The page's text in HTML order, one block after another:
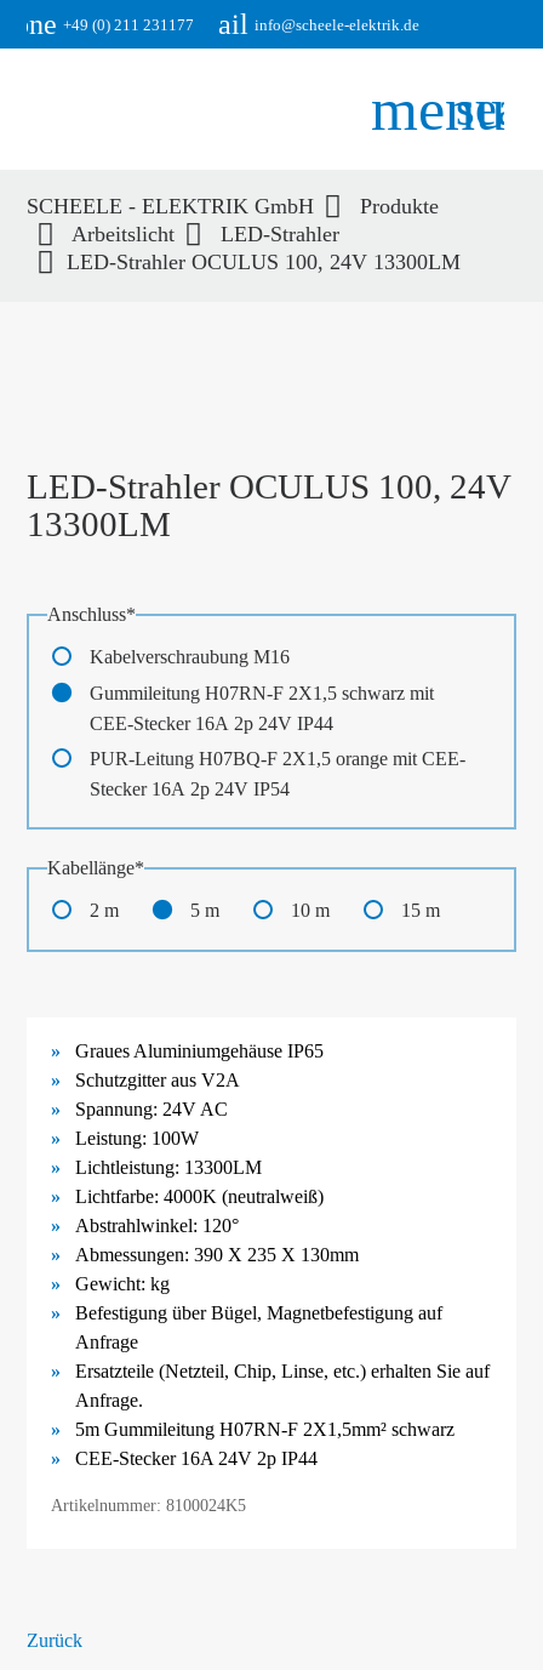
+49 (0) 211 231177email info@scheele-elektrik.de
menu
Suchbegriffe
SCHEELE - ELEKTRIK GmbH
Produkte
Arbeitslicht
LED-Strahler
LED-Strahler OCULUS 100, 24V 13300LM
LED-Strahler OCULUS 100, 24V
13300LM
Pflichtfeld
Anschluss*
Kabelverschraubung M16
Gummileitung H07RN-F 2X1,5 schwarz mit
CEE-Stecker 16A 2p 24V IP44
PUR-Leitung H07BQ-F 2X1,5 orange mit CEE-
Stecker 16A 2p 24V IP54
Pflichtfeld
Kabellänge*
2 m 5 m 10 m 15 m
Graues Aluminiumgehäuse IP65
Schutzgitter aus V2A
Spannung: 24V AC
Leistung: 100W
Lichtleistung: 13300LM
Lichtfarbe: 4000K (neutralweiß)
Abstrahlwinkel: 120°
Abmessungen:390 X 235 X 130mm
Gewicht:kg
Befestigung über Bügel,Magnetbefestigung auf
Anfrage
Ersatzteile (Netzteil, Chip, Linse, etc.) erhalten Sie auf
Anfrage.
5m Gummileitung H07RN-F 2X1,5mm² schwarz
CEE-Stecker 16A 24V 2p IP44
Artikelnummer: 8100024K5
Zurück